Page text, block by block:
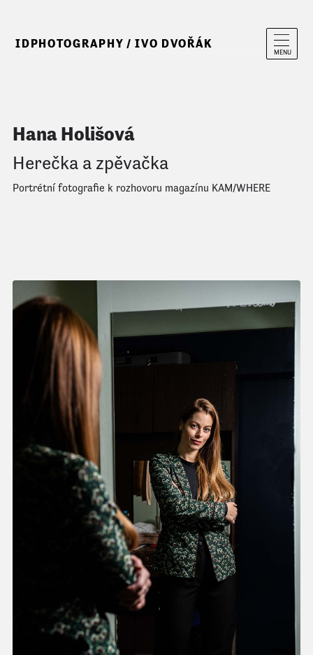
IDPHOTOGRAPHY / IVO DVOŘÁK
MENU
Hana Holišová
Herečka a zpěvačka
Portrétní fotografie k rozhovoru magazínu KAM/WHERE